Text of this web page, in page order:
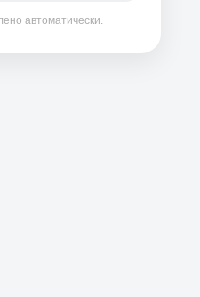
автоматически.